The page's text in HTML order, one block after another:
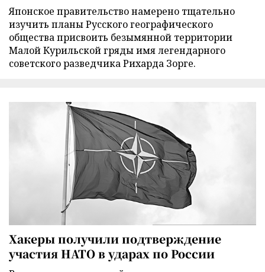
Японское правительство намерено тщательно
изучить планы Русского географического
общества присвоить безымянной территории
Малой Курильской гряды имя легендарного
советского разведчика Рихарда Зорге.
Хакеры получили подтверждение
участия НАТО в ударах по России